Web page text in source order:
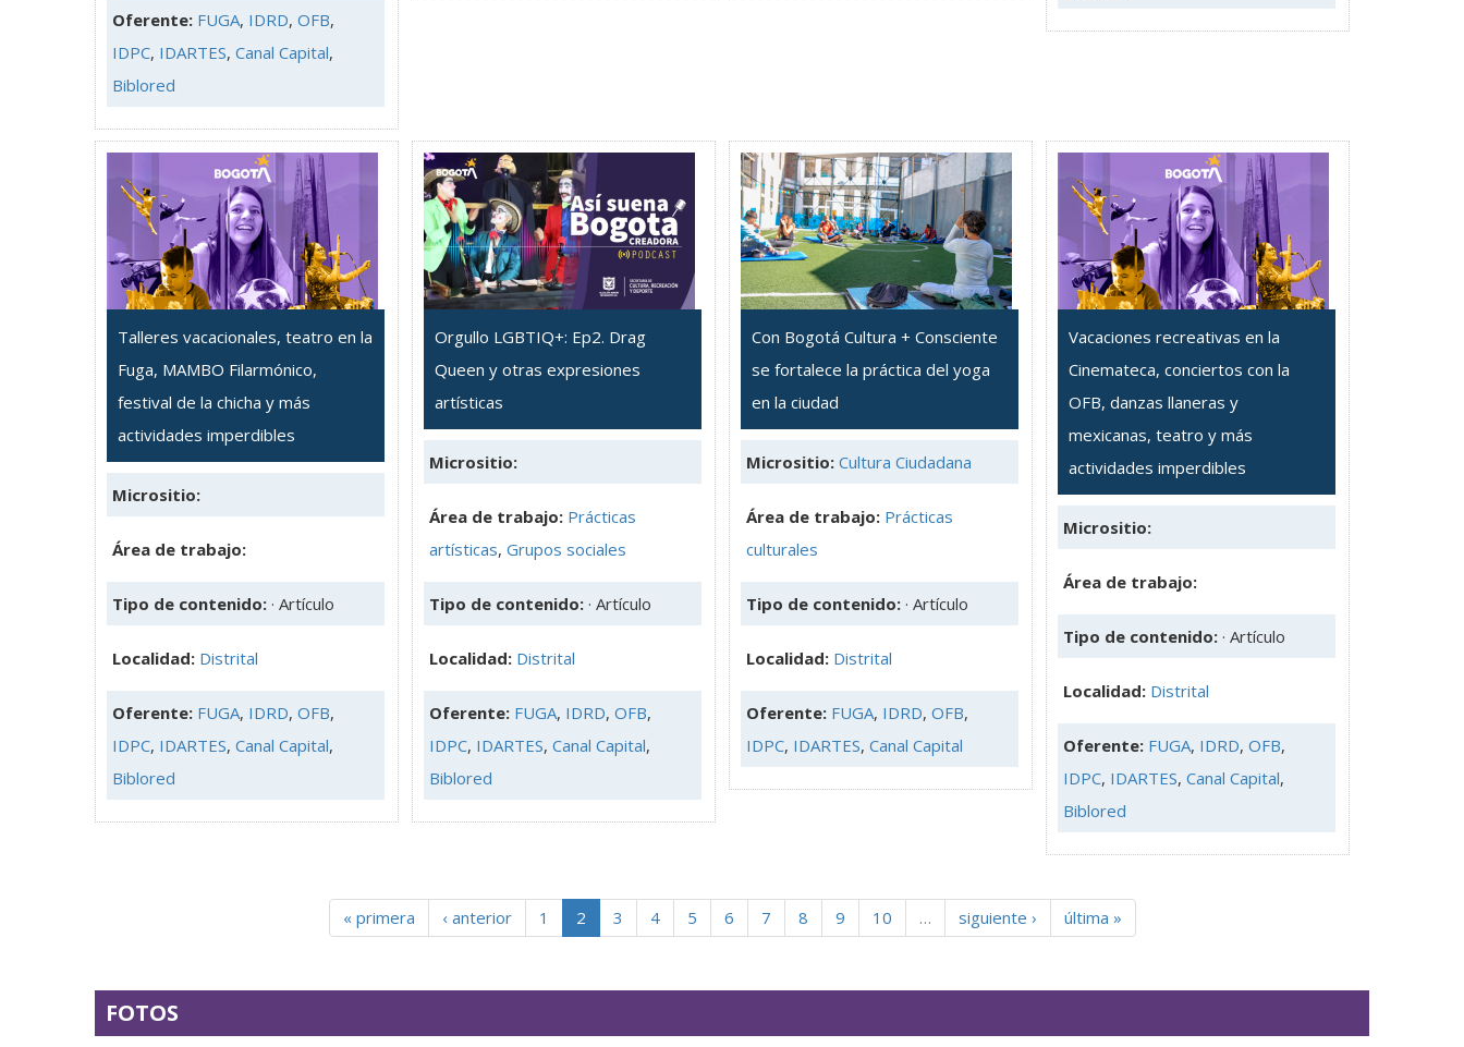
Oferente: FUGA, IDRD, OFB,
IDPC, IDARTES, Canal Capital,
Biblored
Talleres vacacionales, teatro en la
Fuga, MAMBO Filarmónico,
festival de la chicha y más
actividades imperdibles
Micrositio:
Área de trabajo:
Tipo de contenido: · Artículo
Localidad: Distrital
Oferente: FUGA, IDRD, OFB,
IDPC, IDARTES, Canal Capital,
Biblored
Orgullo LGBTIQ+: Ep2. Drag
Queen y otras expresiones
artísticas
Micrositio:
Área de trabajo: Prácticas
artísticas, Grupos sociales
Tipo de contenido: · Artículo
Localidad: Distrital
Oferente: FUGA, IDRD, OFB,
IDPC, IDARTES, Canal Capital,
Biblored
Con Bogotá Cultura + Consciente
se fortalece la práctica del yoga
en la ciudad
Micrositio: Cultura Ciudadana
Área de trabajo: Prácticas
culturales
Tipo de contenido: · Artículo
Localidad: Distrital
Oferente: FUGA, IDRD, OFB,
IDPC, IDARTES, Canal Capital
Vacaciones recreativas en la
Cinemateca, conciertos con la
OFB, danzas llaneras y
mexicanas, teatro y más
actividades imperdibles
Micrositio:
Área de trabajo:
Tipo de contenido: · Artículo
Localidad: Distrital
Oferente: FUGA, IDRD, OFB,
IDPC, IDARTES, Canal Capital,
Biblored
« primera ‹ anterior 1 2 3 4 5 6 7 8 9 10 … siguiente › última »
FOTOS